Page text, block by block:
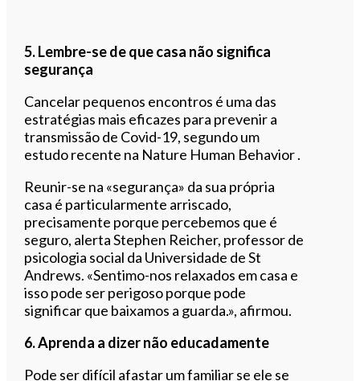
5. Lembre-se de que casa não significa
segurança
Cancelar pequenos encontros é uma das
estratégias mais eficazes para prevenir a
transmissão de Covid-19, segundo um
estudo recente na Nature Human Behavior .
Reunir-se na «segurança» da sua própria
casa é particularmente arriscado,
precisamente porque percebemos que é
seguro, alerta Stephen Reicher, professor de
psicologia social da Universidade de St
Andrews. «Sentimo-nos relaxados em casa e
isso pode ser perigoso porque pode
significar que baixamos a guarda.», afirmou.
6. Aprenda a dizer não educadamente
Pode ser difícil afastar um familiar se ele se